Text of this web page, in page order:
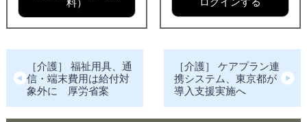
［介護］ 福祉用具、通
信・端末費用は給付対
象外に 厚労省案
［介護］ ケアプラン連
携システム、東京都が
導入支援実施へ